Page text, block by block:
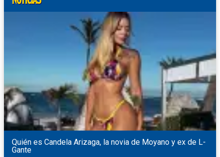
Quién es Candela Arizaga, la novia de Moyano y ex de L-
Gante